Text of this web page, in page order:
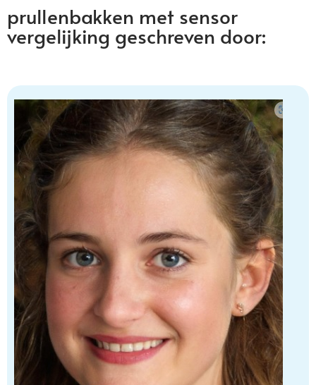
prullenbakken met sensor
vergelijking geschreven door: